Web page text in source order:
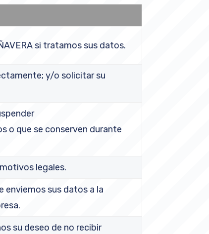
si tratamos sus datos.
y/o solicitar su
o que se conserven durante
legales.
enviemos sus datos a la
su deseo de no recibir